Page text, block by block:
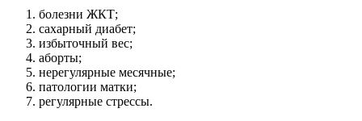
болезни ЖКТ;
сахарный диабет;
избыточный вес;
аборты;
нерегулярные месячные;
патологии матки;
регулярные стрессы.